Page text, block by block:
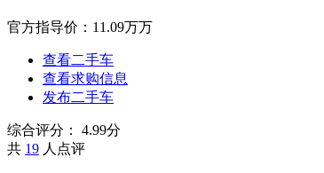
官方指导价： 11.09万万
查看二手车
查看求购信息
发布二手车
综合评分：
4.99分
共 19 人点评